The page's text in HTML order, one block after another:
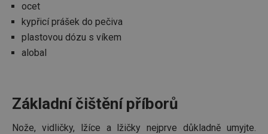
ocet
kypřicí prášek do pečiva
plastovou dózu s víkem
alobal
Základní čištění příborů
Nože, vidličky, lžíce a lžičky nejprve důkladně umyjte.